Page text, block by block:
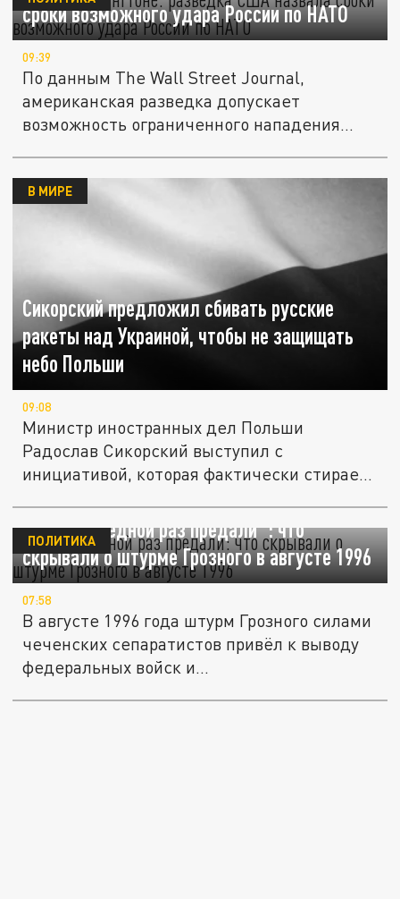
сроки возможного удара России по НАТО
09:39
По данным The Wall Street Journal,
американская разведка допускает
возможность ограниченного нападения
Сикорский предложил сбивать русские
ракеты над Украиной, чтобы не защищать
небо Польши
В МИРЕ
09:08
Министр иностранных дел Польши
Радослав Сикорский выступил с
инициативой, которая фактически стирает
"Их в очередной раз предали": что
скрывали о штурме Грозного в августе 1996
ПОЛИТИКА
07:58
В августе 1996 года штурм Грозного силами
чеченских сепаратистов привёл к выводу
федеральных войск и...